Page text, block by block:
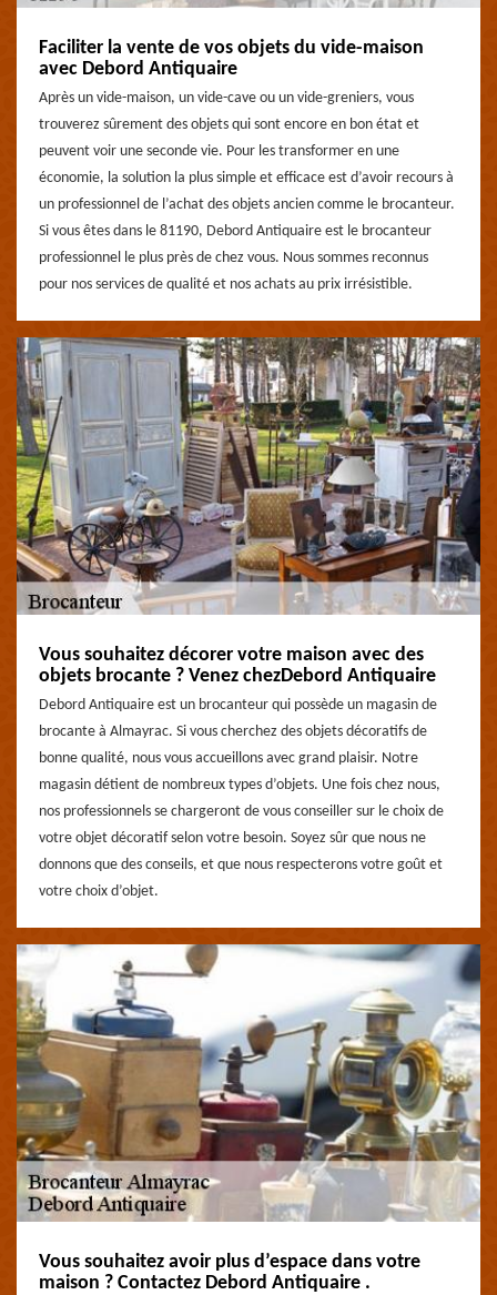
Faciliter la vente de vos objets du vide-maison
avec Debord Antiquaire
Après un vide-maison, un vide-cave ou un vide-greniers, vous
trouverez sûrement des objets qui sont encore en bon état et
peuvent voir une seconde vie. Pour les transformer en une
économie, la solution la plus simple et efficace est d’avoir recours à
un professionnel de l’achat des objets ancien comme le brocanteur.
Si vous êtes dans le 81190, Debord Antiquaire est le brocanteur
professionnel le plus près de chez vous. Nous sommes reconnus
pour nos services de qualité et nos achats au prix irrésistible.
Vous souhaitez décorer votre maison avec des
objets brocante ? Venez chezDebord Antiquaire
Debord Antiquaire est un brocanteur qui possède un magasin de
brocante à Almayrac. Si vous cherchez des objets décoratifs de
bonne qualité, nous vous accueillons avec grand plaisir. Notre
magasin détient de nombreux types d’objets. Une fois chez nous,
nos professionnels se chargeront de vous conseiller sur le choix de
votre objet décoratif selon votre besoin. Soyez sûr que nous ne
donnons que des conseils, et que nous respecterons votre goût et
votre choix d’objet.
Vous souhaitez avoir plus d’espace dans votre
maison ? Contactez Debord Antiquaire .